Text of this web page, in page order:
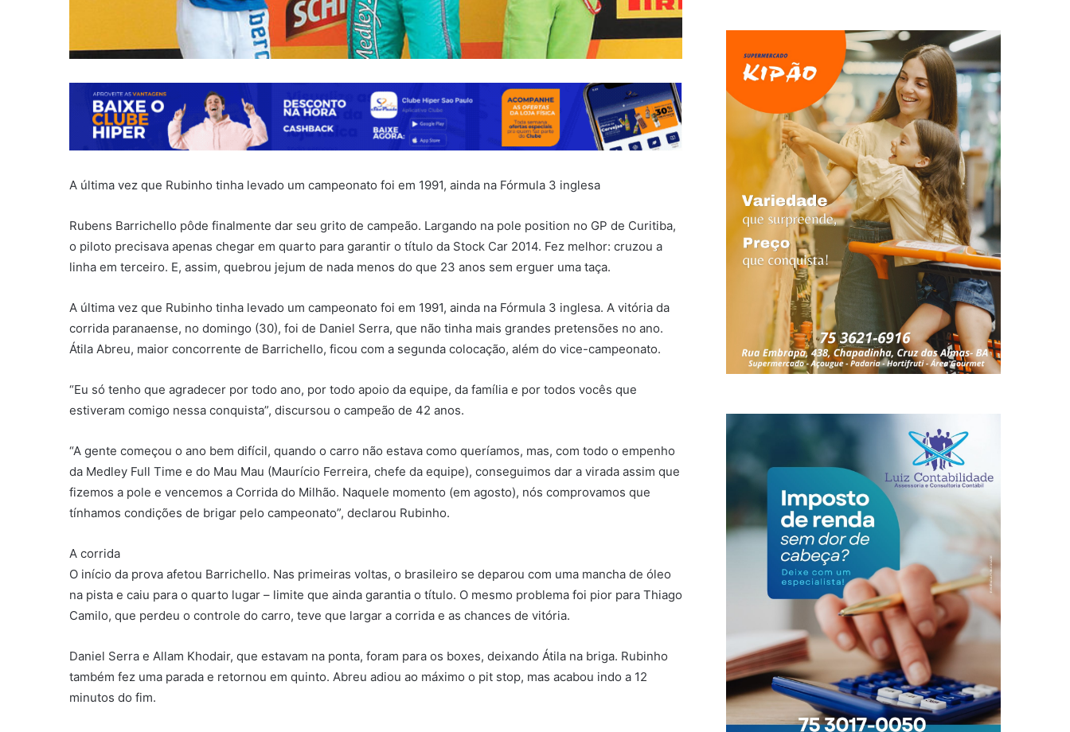
A última vez que Rubinho tinha levado um campeonato foi em 1991, ainda na Fórmula 3 inglesa
Rubens Barrichello pôde finalmente dar seu grito de campeão. Largando na pole position no GP de Curitiba,
o piloto precisava apenas chegar em quarto para garantir o título da Stock Car 2014. Fez melhor: cruzou a
linha em terceiro. E, assim, quebrou jejum de nada menos do que 23 anos sem erguer uma taça.
A última vez que Rubinho tinha levado um campeonato foi em 1991, ainda na Fórmula 3 inglesa. A vitória da
corrida paranaense, no domingo (30), foi de Daniel Serra, que não tinha mais grandes pretensões no ano.
Átila Abreu, maior concorrente de Barrichello, ficou com a segunda colocação, além do vice-campeonato.
“Eu só tenho que agradecer por todo ano, por todo apoio da equipe, da família e por todos vocês que
estiveram comigo nessa conquista”, discursou o campeão de 42 anos.
“A gente começou o ano bem difícil, quando o carro não estava como queríamos, mas, com todo o empenho
da Medley Full Time e do Mau Mau (Maurício Ferreira, chefe da equipe), conseguimos dar a virada assim que
fizemos a pole e vencemos a Corrida do Milhão. Naquele momento (em agosto), nós comprovamos que
tínhamos condições de brigar pelo campeonato”, declarou Rubinho.
A corrida
O início da prova afetou Barrichello. Nas primeiras voltas, o brasileiro se deparou com uma mancha de óleo
na pista e caiu para o quarto lugar – limite que ainda garantia o título. O mesmo problema foi pior para Thiago
Camilo, que perdeu o controle do carro, teve que largar a corrida e as chances de vitória.
Daniel Serra e Allam Khodair, que estavam na ponta, foram para os boxes, deixando Átila na briga. Rubinho
também fez uma parada e retornou em quinto. Abreu adiou ao máximo o pit stop, mas acabou indo a 12
minutos do fim.